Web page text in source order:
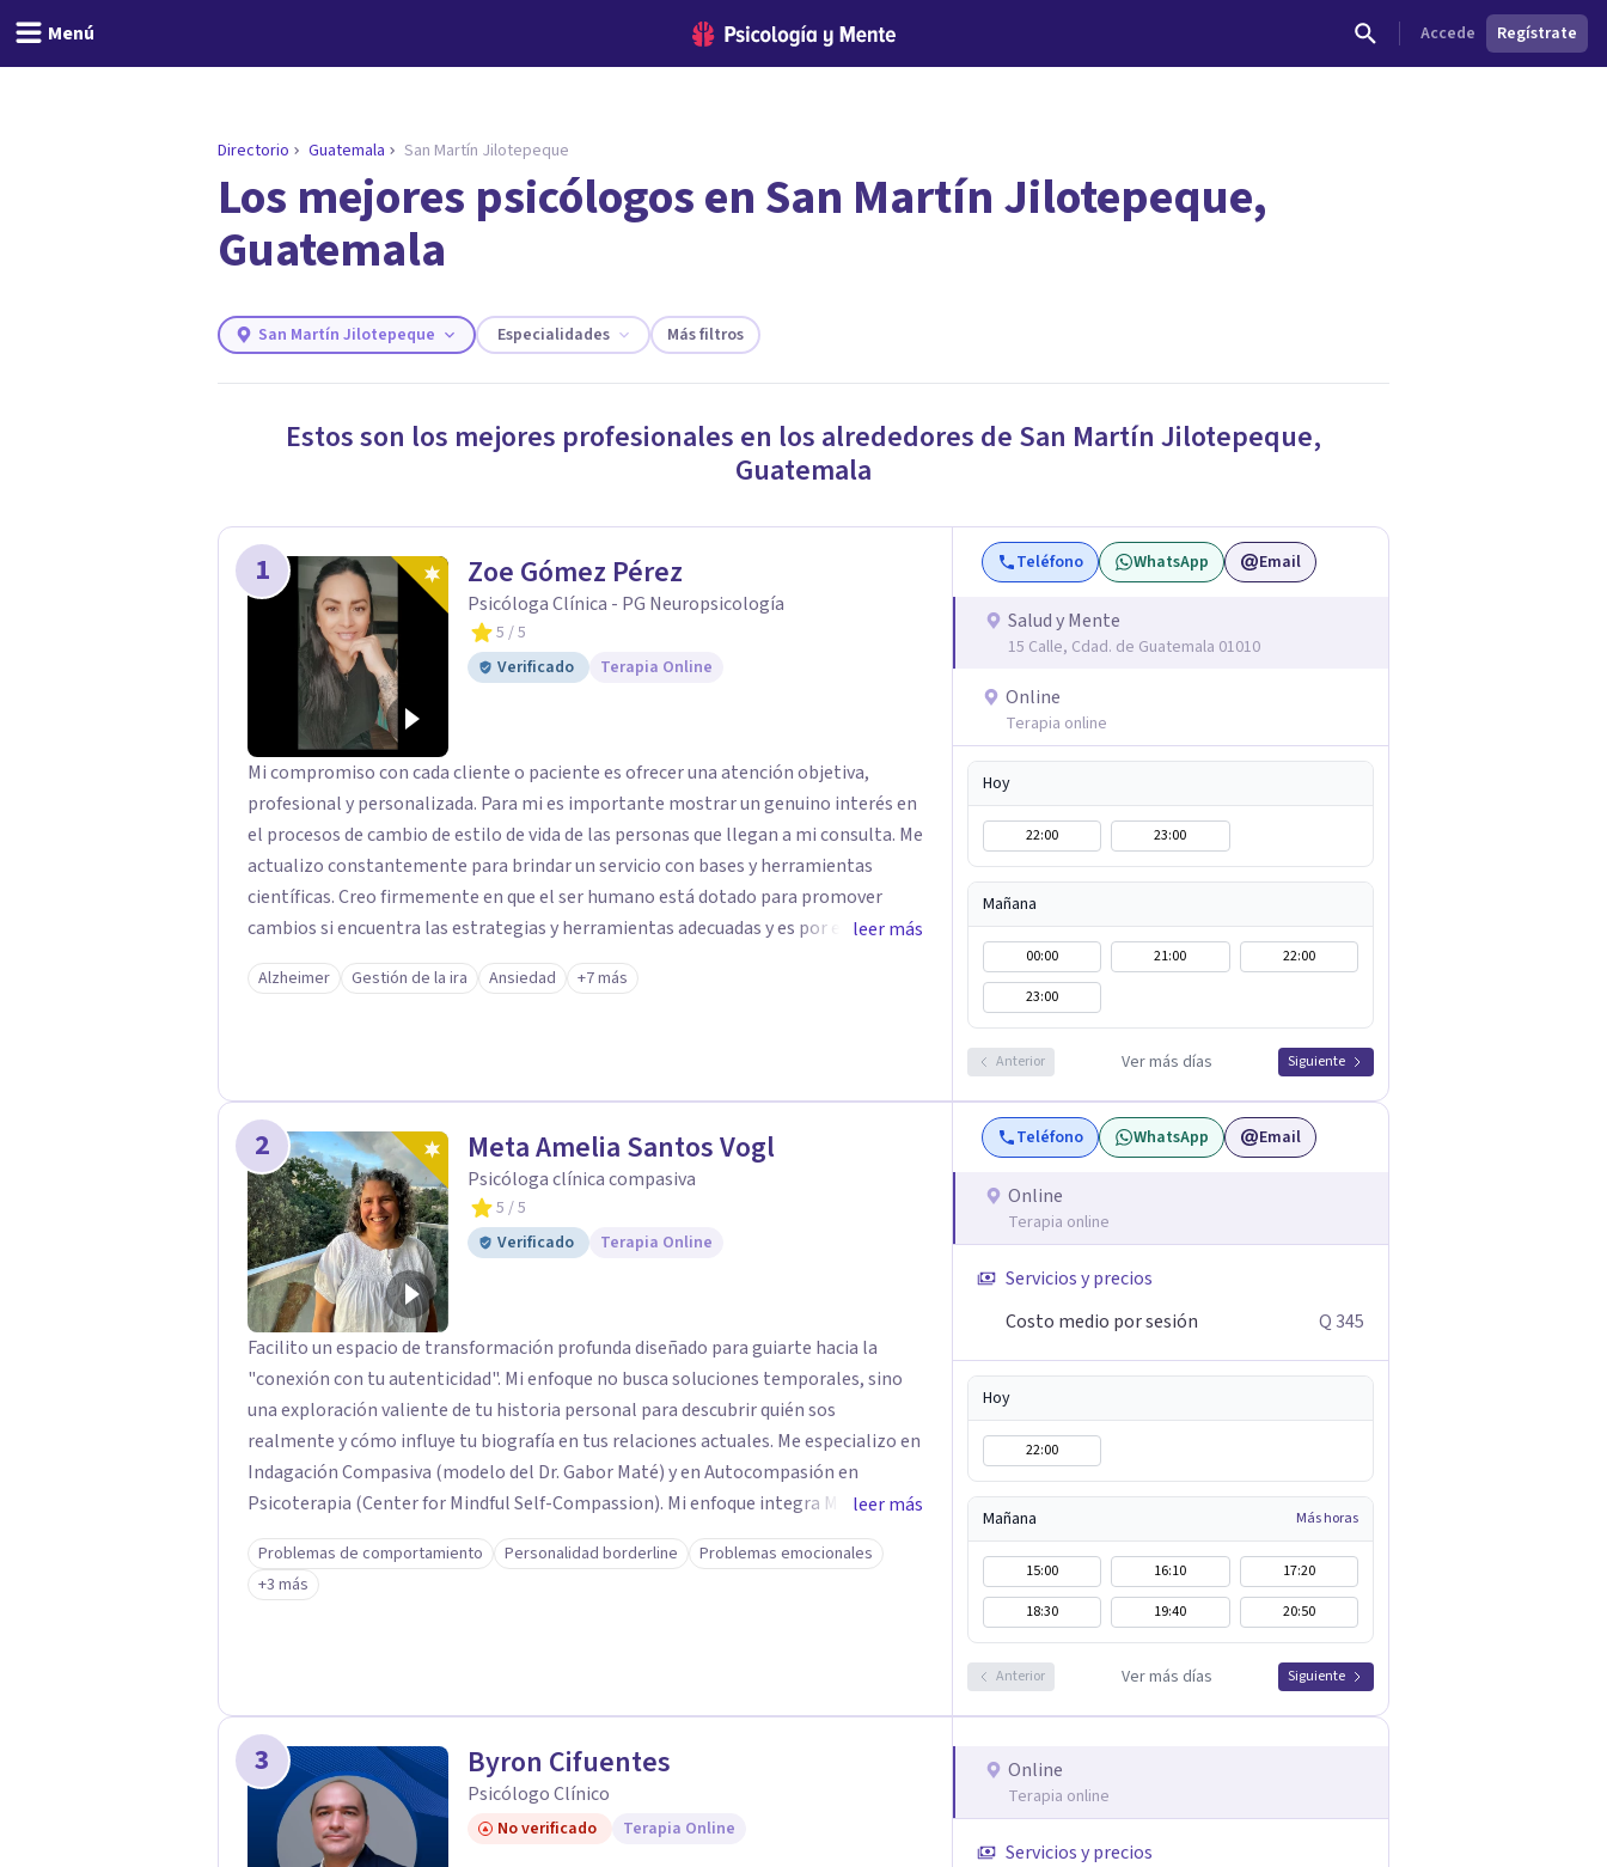
Menú Accede Regístrate
ENCONTRAR MI TERAPEUTA
¿Necesitas ayuda para encontrar el psicólogo adecuado?
Responde a unas breves preguntas y te ofreceremos los profesionales que más se ajustan a tus
necesidades.
Directorio Guatemala San Martín Jilotepeque
Los mejores psicólogos en San Martín Jilotepeque,
Guatemala
San Martín Jilotepeque Especialidades Más filtros
Estos son los mejores profesionales en los alrededores de San Martín Jilotepeque,
Guatemala
1 Zoe Gómez Pérez
Psicóloga Clínica - PG Neuropsicología
5 / 5
Verificado
Terapia Online
Mi compromiso con cada cliente o paciente es ofrecer una atención objetiva,
profesional y personalizada. Para mi es importante mostrar un genuino interés en
el procesos de cambio de estilo de vida de las personas que llegan a mi consulta. Me
actualizo constantemente para brindar un servicio con bases y herramientas
científicas. Creo firmemente en que el ser humano está dotado para promover
cambios si encuentra las estrategias y herramientas adecuadas y es por eso que
elegí esta profesión, ya que me permite a través del conocimiento y experiencia
que he adquirido ayudar a las personas a descubrirse a sí mismos y por medio de la
leer más
Alzheimer Gestión de la ira Ansiedad +7 más
Teléfono WhatsApp Email
Salud y Mente
15 Calle, Cdad. de Guatemala 01010
Online
Terapia online
Hoy
22:00 23:00
Mañana
00:00 21:00
22:00
23:00
Anterior Ver más días Siguiente
2 Meta Amelia Santos Vogl
Psicóloga clínica compasiva
5 / 5
Verificado
Terapia Online
Facilito un espacio de transformación profunda diseñado para guiarte hacia la
"conexión con tu autenticidad". Mi enfoque no busca soluciones temporales, sino
una exploración valiente de tu historia personal para descubrir quién sos
realmente y cómo influye tu biografía en tus relaciones actuales. Me especializo en
Indagación Compasiva (modelo del Dr. Gabor Maté) y en Autocompasión en
Psicoterapia (Center for Mindful Self-Compassion). Mi enfoque integra Mindfulness
para transformar patrones profundos y alcanzar una vida plena. Acompaño a
adultos y parejas en un espacio de seguridad y empatía en línea. Mi misión es
caminar a tu lado para que seas el protagonista de tu propio bienestar y
para cultivar vínculos sanos y una relación inquebrantable contigo, promoviendo
un bienestar que perdure a través del tiempo.
leer más
Problemas de comportamiento Personalidad borderline
Problemas emocionales
+3 más
Teléfono WhatsApp Email
Online
Terapia online
Servicios y precios
Costo medio por sesión
Q 345
Hoy
22:00
Mañana Más horas
15:00 16:10
17:20
18:30
19:40 20:50
Anterior Ver más días Siguiente
3 Byron Cifuentes
Psicólogo Clínico
No verificado Terapia Online
Online
Terapia online
Servicios y precios